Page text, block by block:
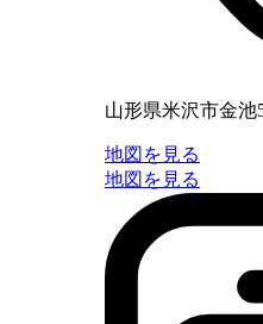
山形県米沢市金池
地図を見る
地図を見る